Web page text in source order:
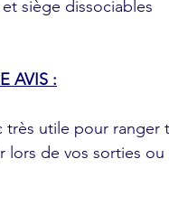
et siège dissociables
AVIS :
très utile pour
lors de vos sorties